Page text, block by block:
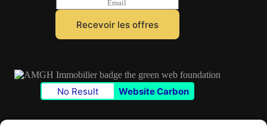
m
l
Recevoir les offres
No Result Website Carbon